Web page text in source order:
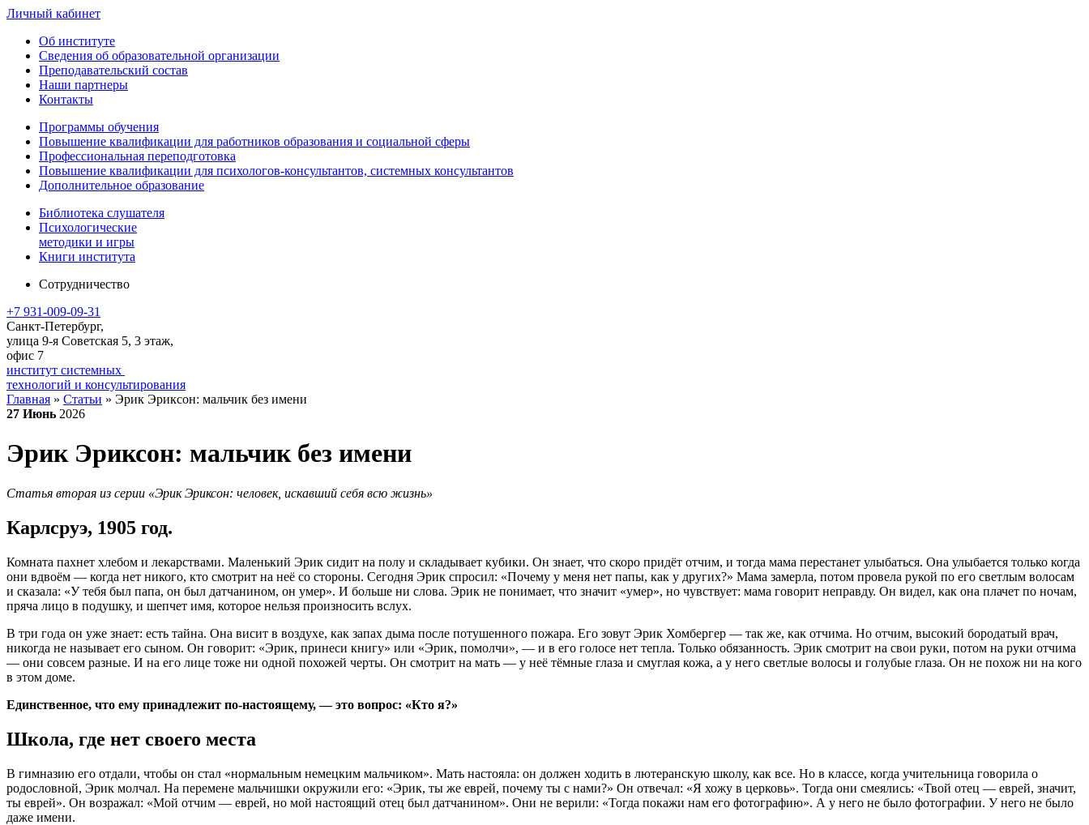
Личный кабинет
Об институте
Сведения об образовательной организации
Преподавательский состав
Наши партнеры
Контакты
Программы обучения
Повышение квалификации для работников образования и социальной сферы
Профессиональная переподготовка
Повышение квалификации для психологов-консультантов, системных консультантов
Дополнительное образование
Библиотека слушателя
Психологические
методики и игры
Книги института
Сотрудничество
+7 931-009-09-31
Санкт-Петербург,
улица 9-я Советская 5​, 3 этаж,
офис 7
институт системных
технологий и консультирования
Главная » Статьи » Эрик Эриксон: мальчик без имени
27 Июнь 2026
Эрик Эриксон: мальчик без имени
Статья вторая из серии «Эрик Эриксон: человек, искавший себя всю жизнь»
Карлсруэ, 1905 год.
Комната пахнет хлебом и лекарствами. Маленький Эрик сидит на полу и складывает кубики. Он знает, что скоро придёт отчим, и тогда мама перестанет улыбаться. Она улыбается только когда
они вдвоём — когда нет никого, кто смотрит на неё со стороны. Сегодня Эрик спросил: «Почему у меня нет папы, как у других?» Мама замерла, потом провела рукой по его светлым волосам
и сказала: «У тебя был папа, он был датчанином, он умер». И больше ни слова. Эрик не понимает, что значит «умер», но чувствует: мама говорит неправду. Он видел, как она плачет по ночам,
пряча лицо в подушку, и шепчет имя, которое нельзя произносить вслух.
В три года он уже знает: есть тайна. Она висит в воздухе, как запах дыма после потушенного пожара. Его зовут Эрик Хомбергер — так же, как отчима. Но отчим, высокий бородатый врач,
никогда не называет его сыном. Он говорит: «Эрик, принеси книгу» или «Эрик, помолчи», — и в его голосе нет тепла. Только обязанность. Эрик смотрит на свои руки, потом на руки отчима
— они совсем разные. И на его лице тоже ни одной похожей черты. Он смотрит на мать — у неё тёмные глаза и смуглая кожа, а у него светлые волосы и голубые глаза. Он не похож ни на кого
в этом доме.
Единственное, что ему принадлежит по-настоящему, — это вопрос: «Кто я?»
Школа, где нет своего места
В гимназию его отдали, чтобы он стал «нормальным немецким мальчиком». Мать настояла: он должен ходить в лютеранскую школу, как все. Но в классе, когда учительница говорила о
родословной, Эрик молчал. На перемене мальчишки окружили его: «Эрик, ты же еврей, почему ты с нами?» Он отвечал: «Я хожу в церковь». Тогда они смеялись: «Твой отец — еврей, значит,
ты еврей». Он возражал: «Мой отчим — еврей, но мой настоящий отец был датчанином». Они не верили: «Тогда покажи нам его фотографию». А у него не было фотографии. У него не было
даже имени.